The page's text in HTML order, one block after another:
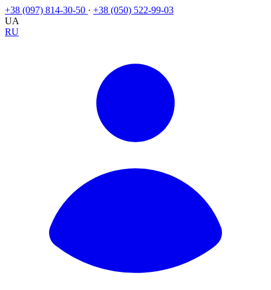
+38 (097) 814-30-50 · +38 (050) 522-99-03
UA
RU